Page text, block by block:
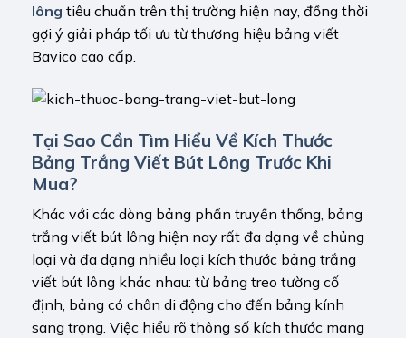
lông tiêu chuẩn trên thị trường hiện nay, đồng thời
gợi ý giải pháp tối ưu từ thương hiệu bảng viết
Bavico cao cấp.
Tại Sao Cần Tìm Hiểu Về Kích Thước
Bảng Trắng Viết Bút Lông Trước Khi
Mua?
Khác với các dòng bảng phấn truyền thống, bảng
trắng viết bút lông hiện nay rất đa dạng về chủng
loại và đa dạng nhiều loại kích thước bảng trắng
viết bút lông khác nhau: từ bảng treo tường cố
định, bảng có chân di động cho đến bảng kính
sang trọng. Việc hiểu rõ thông số kích thước mang